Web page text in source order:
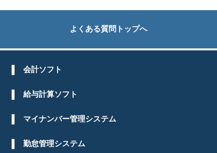
よくある質問トップへ
会計ソフト
給与計算ソフト
マイナンバー管理システム
勤怠管理システム